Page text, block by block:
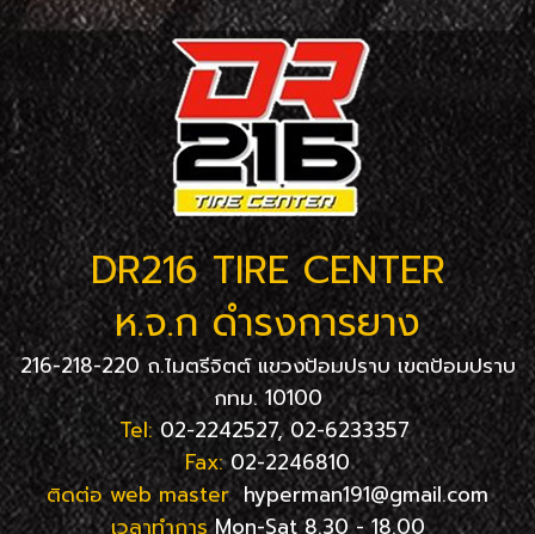
DR216 TIRE CENTER
ห.จ.ก ดำรงการยาง
216-218-220 ถ.ไมตรีจิตต์ แขวงป้อมปราบ เขตป้อมปราบ
กทม. 10100
Tel:02-2242527, 02-6233357
Fax:02-2246810
ติดต่อ web masterhyperman191@gmail.com
เวลาทำการMon-Sat 8.30 - 18.00